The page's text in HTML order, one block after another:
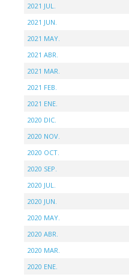
2021 JUL.
2021 JUN.
2021 MAY.
2021 ABR.
2021 MAR.
2021 FEB.
2021 ENE.
2020 DIC.
2020 NOV.
2020 OCT.
2020 SEP.
2020 JUL.
2020 JUN.
2020 MAY.
2020 ABR.
2020 MAR.
2020 ENE.